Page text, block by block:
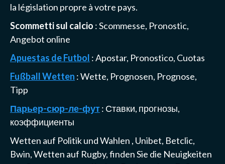
la législation propre à votre pays.
Scommetti sul calcio : Scommesse, Pronostic,
Angebot online
Apuestas de Futbol : Apostar, Pronostico, Cuotas
Fußball Wetten : Wette, Prognosen, Prognose,
Tipp
Парьер-сюр-ле-фут: Ставки, прогнозы,
коэффициенты
Wetten auf Politik und Wahlen , Unibet, Betclic,
Bwin, Wetten auf Rugby, finden Sie die Neuigkeiten